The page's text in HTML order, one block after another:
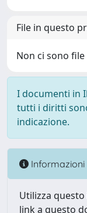
File in questo
Non ci sono
I documenti in
tutti i diritti
indicazione.
Informazioni
Utilizza
link a questo